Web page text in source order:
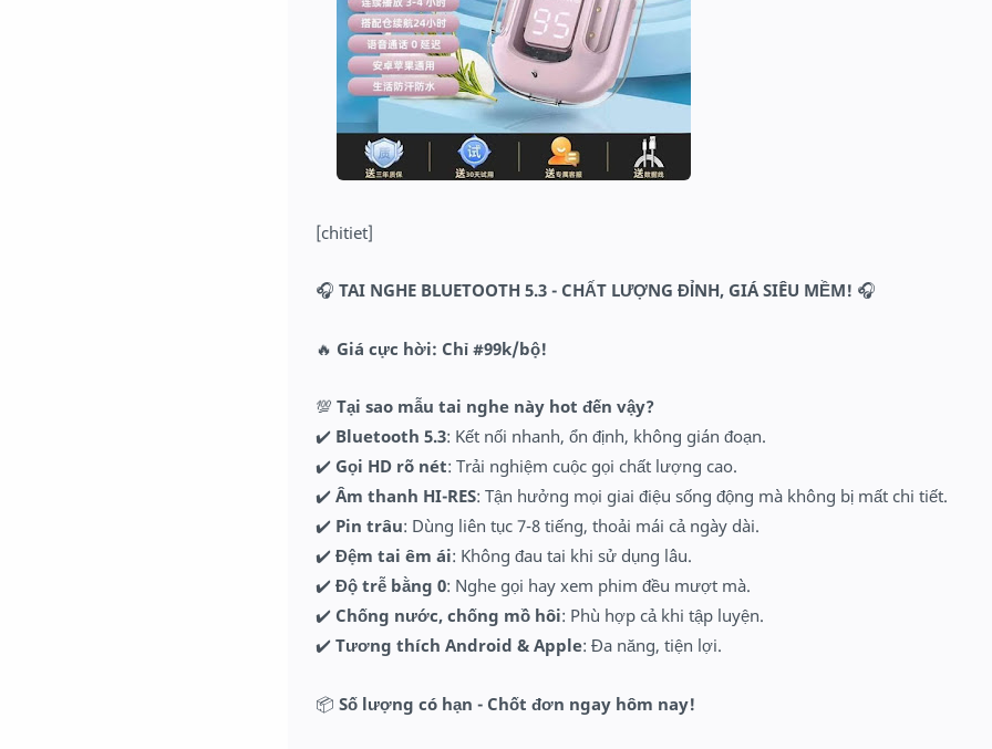
[chitiet]
🎧 TAI NGHE BLUETOOTH 5.3 - CHẤT LƯỢNG ĐỈNH, GIÁ SIÊU MỀM! 🎧
🔥 Giá cực hời: Chỉ #99k/bộ!
💯 Tại sao mẫu tai nghe này hot đến vậy?
✔️ Bluetooth 5.3: Kết nối nhanh, ổn định, không gián đoạn.
✔️ Gọi HD rõ nét: Trải nghiệm cuộc gọi chất lượng cao.
✔️ Âm thanh HI-RES: Tận hưởng mọi giai điệu sống động mà không bị mất chi tiết.
✔️ Pin trâu: Dùng liên tục 7-8 tiếng, thoải mái cả ngày dài.
✔️ Đệm tai êm ái: Không đau tai khi sử dụng lâu.
✔️ Độ trễ bằng 0: Nghe gọi hay xem phim đều mượt mà.
✔️ Chống nước, chống mồ hôi: Phù hợp cả khi tập luyện.
✔️ Tương thích Android & Apple: Đa năng, tiện lợi.
📦 Số lượng có hạn - Chốt đơn ngay hôm nay!